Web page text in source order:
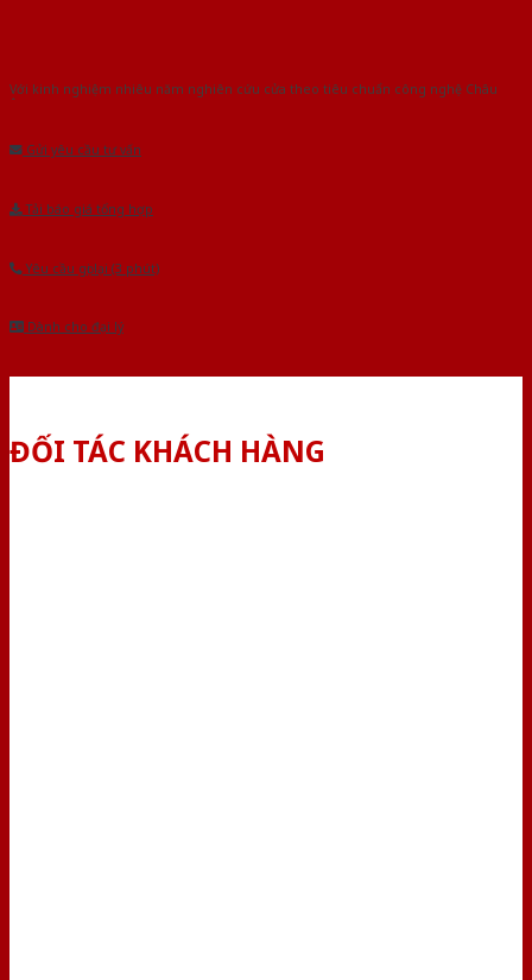
Với kinh nghiệm nhiêu năm nghiên cứu cửa theo tiêu chuẩn công nghệ Châu
Gửi yêu cầu tư vấn
Tải báo giá tổng hợp
Yêu cầu gọi lại (3 phút)
Dành cho đại lý
ĐỐI TÁC KHÁCH HÀNG